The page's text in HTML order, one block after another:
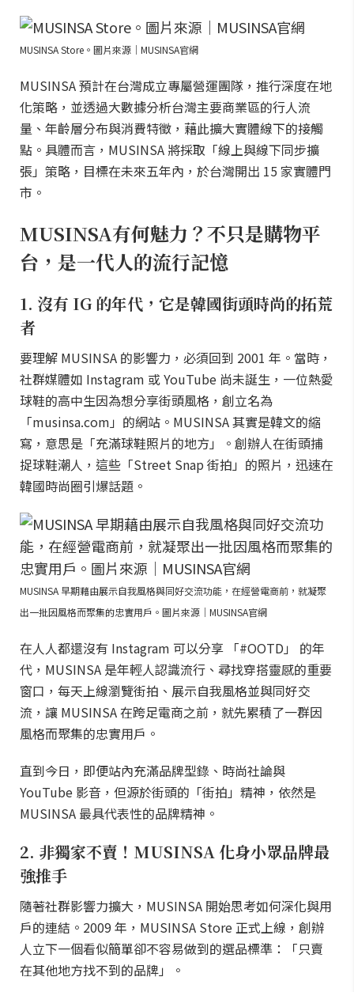
MUSINSA Store。圖片來源｜MUSINSA官網
MUSINSA 預計在台灣成立專屬營運團隊，推行深度在地
化策略，並透過大數據分析台灣主要商業區的行人流
量、年齡層分布與消費特徵，藉此擴大實體線下的接觸
點。具體而言，MUSINSA 將採取「線上與線下同步擴
張」策略，目標在未來五年內，於台灣開出 15 家實體門
市。
MUSINSA有何魅力？不只是購物平
台，是一代人的流行記憶
1. 沒有 IG 的年代，它是韓國街頭時尚的拓荒
者
要理解 MUSINSA 的影響力，必須回到 2001 年。當時，
社群媒體如 Instagram 或 YouTube 尚未誕生，一位熱愛
球鞋的高中生因為想分享街頭風格，創立名為
「musinsa.com」的網站。MUSINSA 其實是韓文的縮
寫，意思是「充滿球鞋照片的地方」。創辦人在街頭捕
捉球鞋潮人，這些「Street Snap 街拍」的照片，迅速在
韓國時尚圈引爆話題。
MUSINSA 早期藉由展示自我風格與同好交流功能，在經營電商前，就凝聚
出一批因風格而聚集的忠實用戶。圖片來源｜MUSINSA官網
在人人都還沒有 Instagram 可以分享 「#OOTD」 的年
代，MUSINSA 是年輕人認識流行、尋找穿搭靈感的重要
窗口，每天上線瀏覽街拍、展示自我風格並與同好交
流，讓 MUSINSA 在跨足電商之前，就先累積了一群因
風格而聚集的忠實用戶。
直到今日，即便站內充滿品牌型錄、時尚社論與
YouTube 影音，但源於街頭的「街拍」精神，依然是
MUSINSA 最具代表性的品牌精神。
2. 非獨家不賣！MUSINSA 化身小眾品牌最
強推手
隨著社群影響力擴大，MUSINSA 開始思考如何深化與用
戶的連結。2009 年，MUSINSA Store 正式上線，創辦
人立下一個看似簡單卻不容易做到的選品標準：「只賣
在其他地方找不到的品牌」。